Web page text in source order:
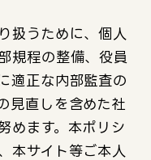
扱うために、個人
規程の整備、役員
適正な内部監査の
見直しを含めた社
めます。本ポリシ
本サイト等ご本人